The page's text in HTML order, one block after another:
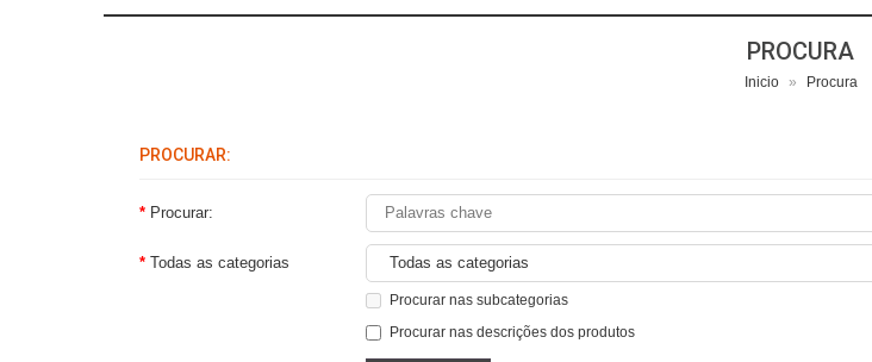
PROCURA
Inicio » Procura
PROCURAR:
Procurar:
Todas as categorias
Procurar nas subcategorias
Procurar nas descrições dos produtos